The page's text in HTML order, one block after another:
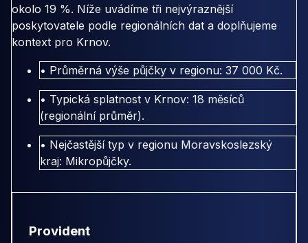
okolo 19 %. Níže uvádíme tři nejvýraznější
poskytovatele podle regionálních dat a doplňujeme
kontext pro Krnov.
• Průměrná výše půjčky v regionu: 37 000 Kč.
• Typická splatnost v Krnov: 18 měsíců
(regionální průměr).
• Nejčastější typ v regionu Moravskoslezský
kraj: Mikropůjčky.
Provident